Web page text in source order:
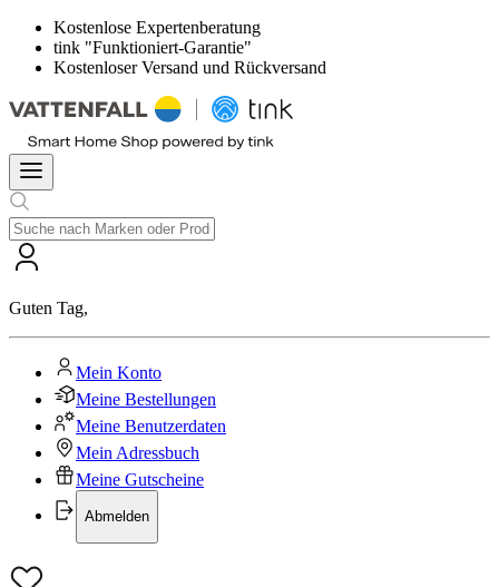
Kostenlose Expertenberatung
tink "Funktioniert-Garantie"
Kostenloser Versand und Rückversand
Guten Tag,
Mein Konto
Meine Bestellungen
Meine Benutzerdaten
Mein Adressbuch
Meine Gutscheine
Abmelden